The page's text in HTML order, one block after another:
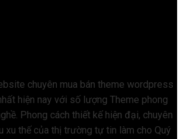
chuyên mua bán theme wordpress
hiện nay với số lượng Theme phong
Phong cách thiết kế hiện đại, chuyên
xu thế của thị trường tự tin làm cho Quý